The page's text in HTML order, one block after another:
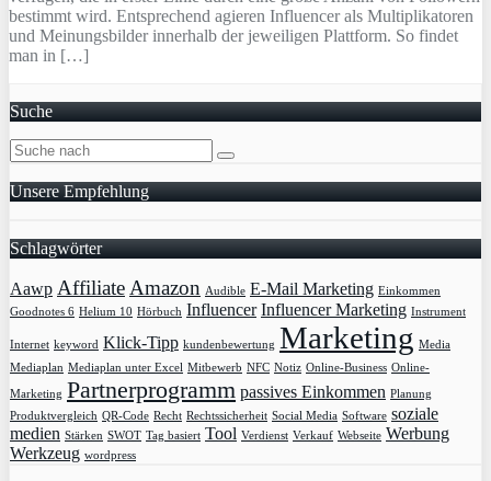
bestimmt wird. Entsprechend agieren Influencer als Multiplikatoren
und Meinungsbilder innerhalb der jeweiligen Plattform. So findet
man in […]
Suche
Unsere Empfehlung
Schlagwörter
Aawp Affiliate Amazon Audible E-Mail Marketing Einkommen
Goodnotes 6 Helium 10 Hörbuch Influencer Influencer Marketing Instrument
Internet keyword Klick-Tipp kundenbewertung Marketing Media
Mediaplan Mediaplan unter Excel Mitbewerb NFC Notiz Online-Business Online-
Marketing Partnerprogramm passives Einkommen Planung
Produktvergleich QR-Code Recht Rechtssicherheit Social Media Software soziale
medien Stärken SWOT Tag basiert Tool Verdienst Verkauf Webseite Werbung
Werkzeug wordpress